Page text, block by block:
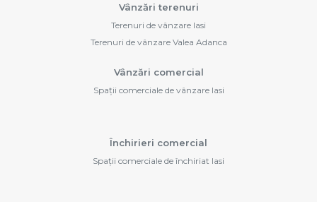
Vânzări terenuri
Terenuri de vânzare Iasi
Terenuri de vânzare Valea Adanca
Vânzări comercial
Spații comerciale de vânzare Iasi
Închirieri comercial
Spații comerciale de închiriat Iasi